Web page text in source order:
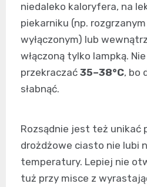
niedaleko kaloryfera, na
piekarniku (np. rozgrzanym
wyłączonym) lub
włączoną tylko lampką.
przekraczać 35–38°C, bo
słabnąć.
Rozsądnie jest też unikać
drożdżowe ciasto nie lubi
temperatury. Lepiej nie
tuż przy misce z